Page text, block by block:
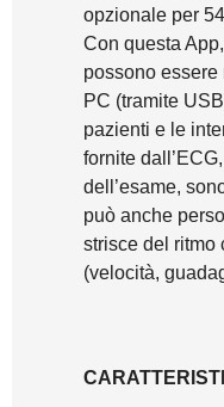
opzionale per
Con questa
possono essere
PC (tramite
pazienti e le
fornite
dell’esame,
può anche
strisce del ritmo
(velocità,